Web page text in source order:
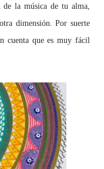
de la música de tu alma,
dimensión. Por suerte
cuenta que es muy fácil